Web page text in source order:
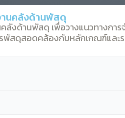
านคลังด้านพัสดุ
ลังด้านพัสดุ เพื่อวางแนวทางกา
พัสดุสอดคล้องกับหลักเกณฑ์แล